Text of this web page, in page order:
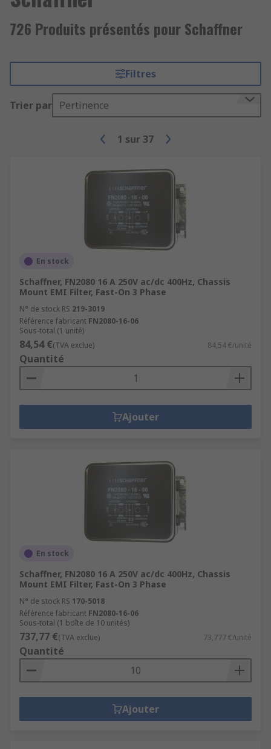
726 Produits présentés pour Schaffner
Filtres
Trier par Pertinence
1 sur 37
En stock
Schaffner, FN2080 16 A 250V ac/dc 400Hz, Chassis
Mount EMI Filter, Fast-On 3 Phase
N° de stock RS 219-3019
Référence fabricant FN2080-16-06
Sous-total (1 unité)
84,54 €(TVA exclue) 84,54 €/unité
Quantité
Ajouter
En stock
Schaffner, FN2080 16 A 250V ac/dc 400Hz, Chassis
Mount EMI Filter, Fast-On 3 Phase
N° de stock RS 170-5018
Référence fabricant FN2080-16-06
Sous-total (1 boîte de 10 unités)
737,77 €(TVA exclue) 73,777 €/unité
Quantité
Ajouter